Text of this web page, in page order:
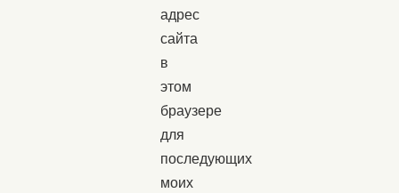
адрес
сайта
в
этом
браузере
для
последующих
моих